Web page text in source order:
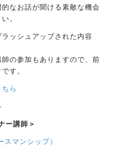
なお話が聞ける素敵な機会
。
ッシュアップされた内容
の参加もありますので、前
す。
ら
ー講師＞
マンシップ）